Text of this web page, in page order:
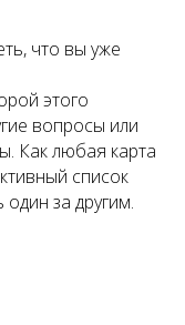
что вы уже
этого
вопросы или
Как любая карта
список
за другим.